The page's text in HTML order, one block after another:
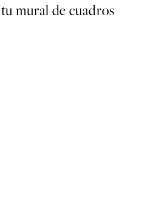
mural de cuadros